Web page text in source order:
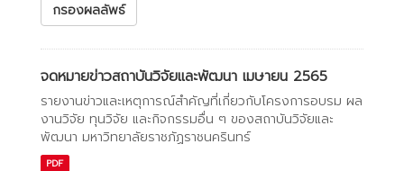
กรองผลลัพธ์
จดหมายข่าวสถาบันวิจัยและพัฒนา เมษายน 2565
รายงานข่าวและเหตุการณ์สำคัญที่เกี่ยวกับโครงการอบรม ผล
งานวิจัย ทุนวิจัย และกิจกรรมอื่น ๆ ของสถาบันวิจัยและ
พัฒนา มหาวิทยาลัยราชภัฏราชนครินทร์
PDF